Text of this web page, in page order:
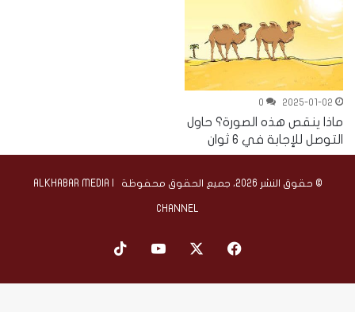
2025-01-02
0
ماذا ينقص هذه الصورة؟ حاول
التوصل للإجابة في 6 ثوان
© حقوق النشر 2026، جميع الحقوق محفوظة | ALKHABAR MEDIA
CHANNEL
فيسبوك ‫YouTube